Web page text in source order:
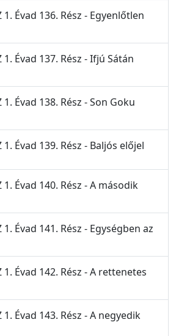
Évad 136. Rész - Egyenlőtlen
Évad 137. Rész - Ifjú Sátán
Évad 138. Rész - Son Goku
Évad 139. Rész - Baljós előjel
Évad 140. Rész - A második
Évad 141. Rész - Egységben az
Évad 142. Rész - A rettenetes
Évad 143. Rész - A negyedik